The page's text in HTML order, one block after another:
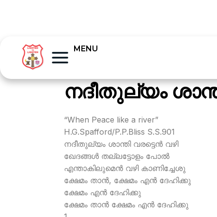
MENU
നദീതുല്യം
“When Peace like a river”
H.G.Spafford/P.P.Bliss S.S.901
നദീതുല്യം ശാന്തി വരട്ടെന്‍ വഴി
ഖേദങ്ങള്‍ തല്ലട്ടോളം പോല്‍
എന്താകിലുമെന്‍ വഴി കാണിച്ചേശു
ക്ഷേമം താന്‍, ക്ഷേമം എന്‍ ദേഹിക്കു
ക്ഷേമം എന്‍ ദേഹിക്കു
ക്ഷേമം താന്‍ ക്ഷേമം എന്‍ ദേഹിക്കു